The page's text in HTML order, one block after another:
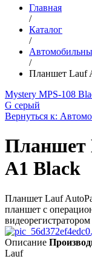
Главная
/
Каталог
/
/
Планшет Lauf
Mystery MPS-108
G серый
Вернуться к:
Планшет
A1 Black
Планшет Lauf
планшет с
Описание
Lauf